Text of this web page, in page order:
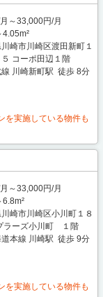
～33,000円/月
4.05m²
崎市川崎区渡田新町１
５ コーポ田辺１階
線 川崎新町駅 徒歩 8分
を実施している物件も
～33,000円/月
6.8m²
崎市川崎区小川町１８
ラーズ小川町 １階
道本線 川崎駅 徒歩 9分
を実施している物件も